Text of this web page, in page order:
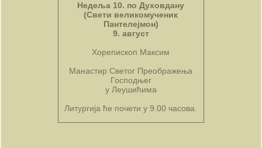
Недеља 10. по Духовдану
(Свети великомученик
Пантелејмон)
9. август
Хорепископ Максим
Манастир Светог Преображења
Господњег
у Леушићима
Литургија ће почети у 9.00 часова.